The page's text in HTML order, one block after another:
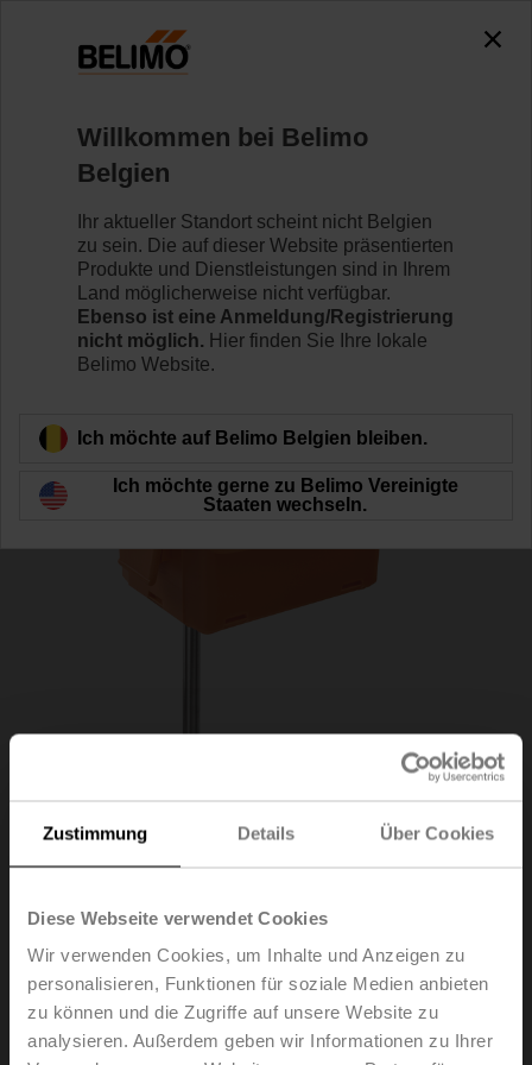
Zustimmung Details Über Cookies
Diese Webseite verwendet Cookies
Wir verwenden Cookies, um Inhalte und Anzeigen zu
personalisieren, Funktionen für soziale Medien anbieten
zu können und die Zugriffe auf unsere Website zu
analysieren. Außerdem geben wir Informationen zu Ihrer
22DT-12T
Mehr erfahren
Zurück zur Produktkategorie
22DT-12T
Kanal-/Tauchsensor Temperatur aktiv, 0...5 V, 0...10 V,
Sondenlänge 450 mm, Sondendurchmesser 6 mm
Willkommen bei Belimo
Belgien
Ihr aktueller Standort scheint nicht Belgien
zu sein. Die auf dieser Website präsentierten
Produkte und Dienstleistungen sind in Ihrem
Land möglicherweise nicht verfügbar.
Ebenso ist eine Anmeldung/Registrierung
nicht möglich. Hier finden Sie Ihre lokale
Belimo Website.
Ich möchte auf Belimo Belgien bleiben.
Ich möchte gerne zu Belimo Vereinigte
Staaten wechseln.